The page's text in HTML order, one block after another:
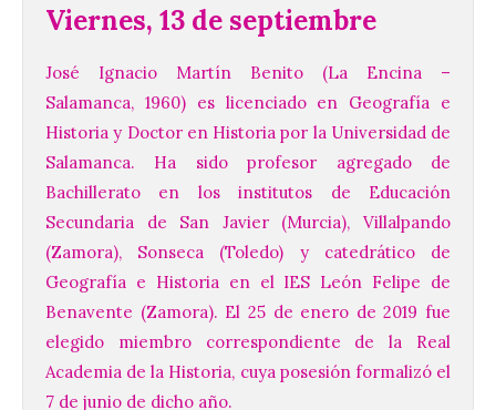
Viernes, 13 de septiembre
José Ignacio Martín Benito (La Encina –
Salamanca, 1960) es licenciado en Geografía e
Historia y Doctor en Historia por la Universidad de
Salamanca. Ha sido profesor agregado de
Bachillerato en los institutos de Educación
Secundaria de San Javier (Murcia), Villalpando
(Zamora), Sonseca (Toledo) y catedrático de
Geografía e Historia en el IES León Felipe de
Benavente (Zamora). El 25 de enero de 2019 fue
elegido miembro correspondiente de la Real
Academia de la Historia, cuya posesión formalizó el
7 de junio de dicho año.